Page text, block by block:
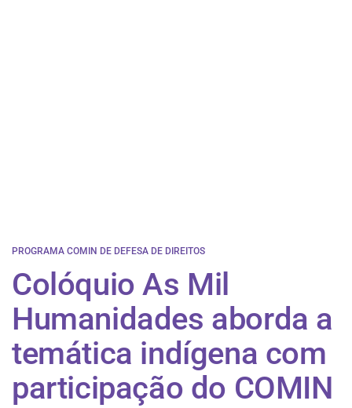
PROGRAMA COMIN DE DEFESA DE DIREITOS
Colóquio As Mil
Humanidades aborda a
temática indígena com
participação do COMIN